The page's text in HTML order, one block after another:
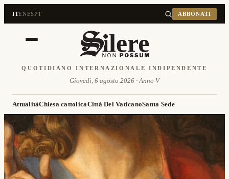
ITENESPT ABBONATI
QUOTIDIANO INTERNAZIONALE INDIPENDENTE
Giovedì, 6 agosto 2026 · Anno V
AttualitàChiesa cattolicaCittà Del VaticanoSanta Sede